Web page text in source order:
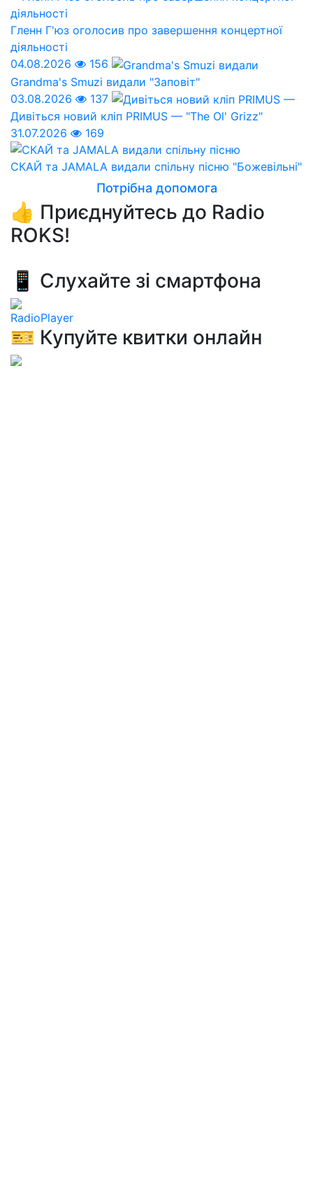
Гленн Г'юз оголосив про завершення концертної
діяльності
04.08.2026
156
Grandma's Smuzi видали "Заповіт"
03.08.2026
137
Дивіться новий кліп PRIMUS — "The Ol' Grizz"
31.07.2026
169
СКАЙ та JAMALA видали спільну пісню "Божевільні"
Потрібна допомога
👍 Приєднуйтесь до Radio
ROKS!
📱 Слухайте зі смартфона
RadioPlayer
🎫 Купуйте квитки онлайн